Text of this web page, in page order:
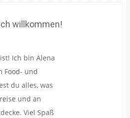
willkommen!
Ich bin Alena
Food- und
du alles, was
und an
Viel Spaß